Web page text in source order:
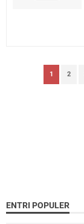
1 2
ENTRI POPULER